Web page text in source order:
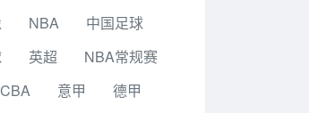
NBA
中国足球
英超
NBA常规赛
CBA 意甲
德甲